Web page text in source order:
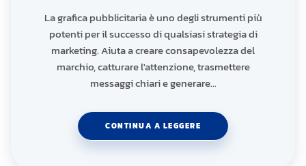
La grafica pubblicitaria è uno degli strumenti più
potenti per il successo di qualsiasi strategia di
marketing. Aiuta a creare consapevolezza del
marchio, catturare l'attenzione, trasmettere
messaggi chiari e generare…
CONTINUA A LEGGERE